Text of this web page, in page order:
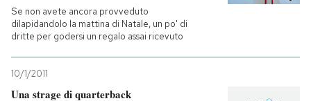
Se non avete ancora provveduto
dilapidandolo la mattina di Natale, un po' di
dritte per godersi un regalo assai ricevuto
10/1/2011
Una strage di quarterback